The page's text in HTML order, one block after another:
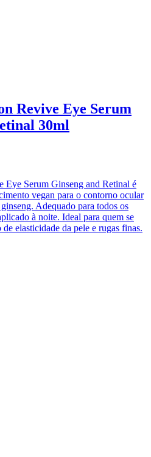
Revive Eye Serum
30ml
Eye Serum Ginseng and Retinal é
vegan para o contorno ocular
Adequado para todos os
à noite. Ideal para quem se
elasticidade da pele e rugas finas.